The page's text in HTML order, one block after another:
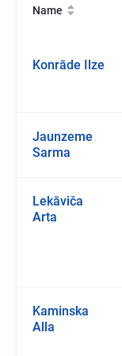
Name
Konrāde Ilze
Jaunzeme
Sarma
Lekāviča
Arta
Kaminska
Alla